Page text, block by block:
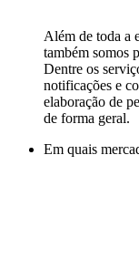
Além de toda a
também somos
Dentre os
notificações e
elaboração de
de forma geral.
Em quais